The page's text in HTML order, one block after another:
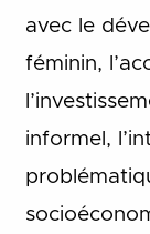
avec le
féminin,
informel,